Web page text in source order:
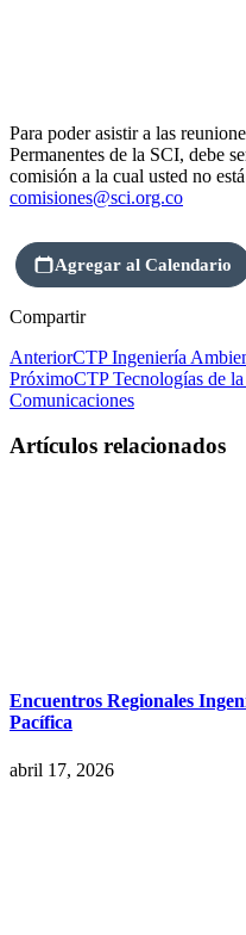
Para poder asistir a las
Permanentes de la SCI, debe
comisión a la cual usted no
comisiones@sci.org.co
Agregar al Calendario
Compartir
AnteriorCTP Ingeniería
PróximoCTP Tecnologías de
Comunicaciones
Artículos relacionados
Encuentros Regionales
Pacífica
abril 17, 2026